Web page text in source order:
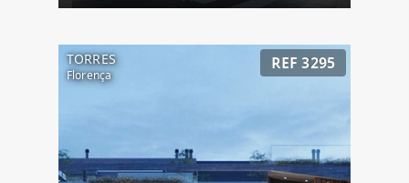
TORRES
Florença
REF 3295